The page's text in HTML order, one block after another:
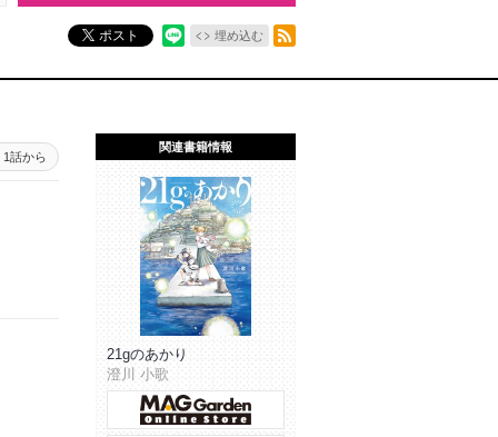
ポスト 埋め込む
1話から
関連書籍情報
21gのあかり
澄川 小歌